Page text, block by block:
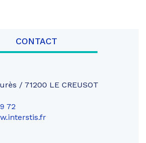
CONTACT
/ 71200 LE CREUSOT
72